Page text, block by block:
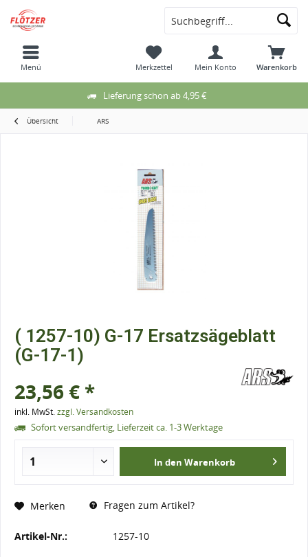
Menü Warenkorb
Merkzettel Mein Konto
Lieferung schon ab 4,95 €
Übersicht ARS
( 1257-10) G-17 Ersatzsägeblatt
(G-17-1)
23,56 € *
inkl. MwSt.zzgl. Versandkosten
Sofort versandfertig, Lieferzeit ca. 1-3 Werktage
In den Warenkorb
Merken Fragen zum Artikel?
Artikel-Nr.: 1257-10